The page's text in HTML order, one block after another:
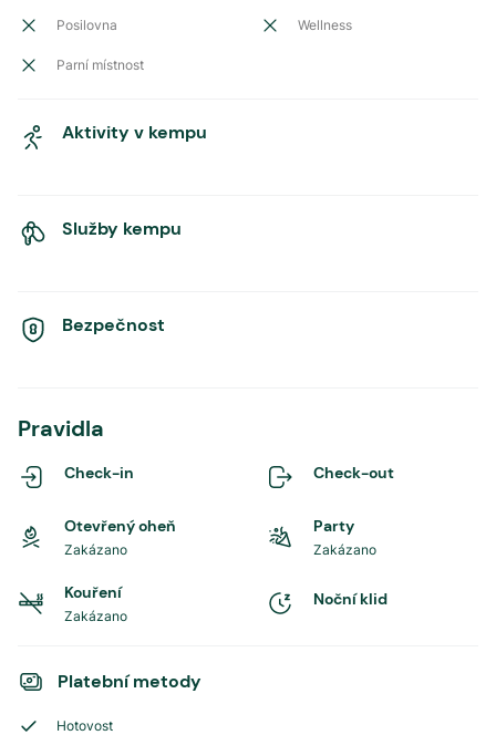
Posilovna Wellness
Parní místnost
Aktivity v kempu
Služby kempu
Bezpečnost
Pravidla
Check-in Check-out
Otevřený oheň
Zakázano
Party
Zakázano
Kouření
Zakázano
Noční klid
Platební metody
Hotovost